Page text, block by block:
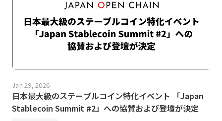
Jan 29, 2026
日本最大級のステーブルコイン特化イベント 「Japan
Stablecoin Summit #2」への協賛および登壇が決定